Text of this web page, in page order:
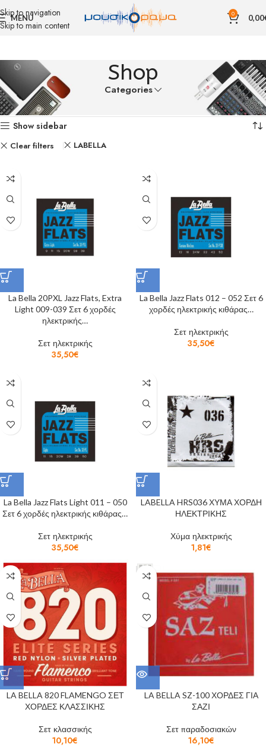
Skip to navigation
Skip to main content
MENU 0 0,00
Shop
Categories
Αρχική σελίδα Shop Βλέπετε 1–12 από 33 αποτελέσματα
Show sidebar
Clear filters LABELLA
La Bella 20PXL Jazz Flats, Extra
Light 009-039 Σετ 6 χορδές
ηλεκτρικής…
Σετ ηλεκτρικής
35,50€
La Bella Jazz Flats 012 – 052 Σετ 6
χορδές ηλεκτρικής κιθάρας…
Σετ ηλεκτρικής
35,50€
La Bella Jazz Flats Light 011 – 050
Σετ 6 χορδές ηλεκτρικής κιθάρας…
Σετ ηλεκτρικής
35,50€
LABELLA HRS036 ΧΥΜΑ ΧΟΡΔΗ
ΗΛΕΚΤΡΙΚΗΣ
Χύμα ηλεκτρικής
1,81€
LA BELLA 820 FLAMENGO ΣΕΤ
ΧΟΡΔΕΣ ΚΛΑΣΣΙΚΗΣ
Σετ κλασσικής
10,10€
LA BELLA SZ-100 ΧΟΡΔΕΣ ΓΙΑ
ΣΑΖΙ
Σετ παραδοσιακών
16,10€